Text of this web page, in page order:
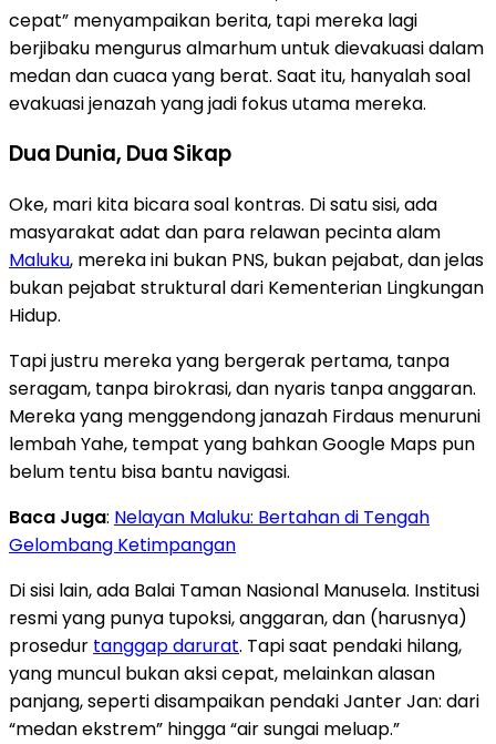
cepat” menyampaikan berita, tapi mereka lagi
berjibaku mengurus almarhum untuk dievakuasi dalam
medan dan cuaca yang berat. Saat itu, hanyalah soal
evakuasi jenazah yang jadi fokus utama mereka.
Dua Dunia, Dua Sikap
Oke, mari kita bicara soal kontras. Di satu sisi, ada
masyarakat adat dan para relawan pecinta alam
Maluku, mereka ini bukan PNS, bukan pejabat, dan jelas
bukan pejabat struktural dari Kementerian Lingkungan
Hidup.
Tapi justru mereka yang bergerak pertama, tanpa
seragam, tanpa birokrasi, dan nyaris tanpa anggaran.
Mereka yang menggendong janazah Firdaus menuruni
lembah Yahe, tempat yang bahkan Google Maps pun
belum tentu bisa bantu navigasi.
Baca Juga: Nelayan Maluku: Bertahan di Tengah
Gelombang Ketimpangan
Di sisi lain, ada Balai Taman Nasional Manusela. Institusi
resmi yang punya tupoksi, anggaran, dan (harusnya)
prosedur tanggap darurat. Tapi saat pendaki hilang,
yang muncul bukan aksi cepat, melainkan alasan
panjang, seperti disampaikan pendaki Janter Jan: dari
“medan ekstrem” hingga “air sungai meluap.”